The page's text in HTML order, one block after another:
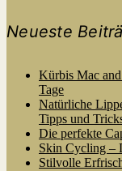
Neueste
Kürbis Mac
Tage
Natürliche
Tipps und
Die perfekte
Skin Cycling –
Stilvolle